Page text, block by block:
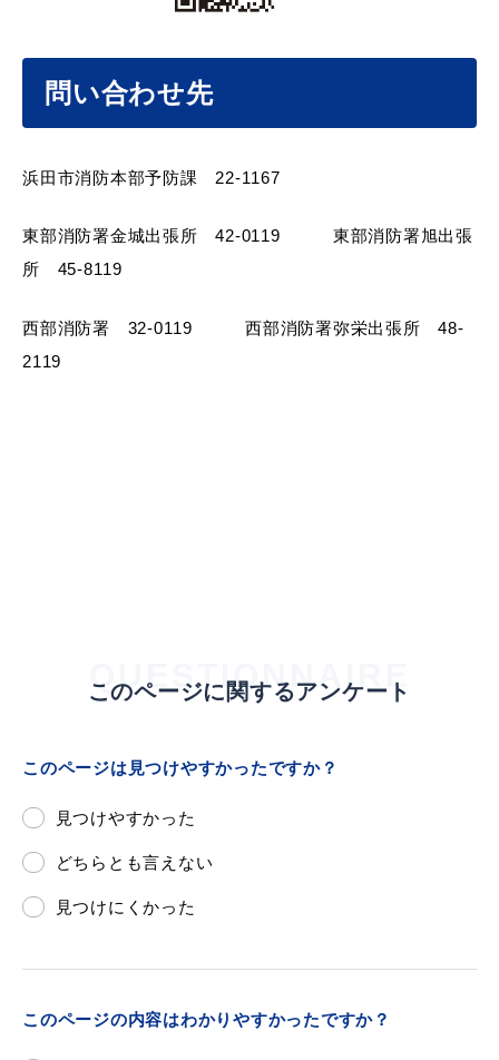
浜田市観光協会ポータルサイト「はまナビ」
問い合わせ先
浜田市消防本部予防課 22-1167
東部消防署金城出張所 42-0119 東部消防署旭出張
所 45-8119
西部消防署 32-0119 西部消防署弥栄出張所 48-
2119
QUESTIONNAIRE
このページに関するアンケート
このページは見つけやすかったですか？
見つけやすかった
どちらとも言えない
見つけにくかった
このページの内容はわかりやすかったですか？